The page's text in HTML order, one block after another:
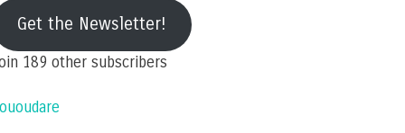
Get the Newsletter!
189 other subscribers